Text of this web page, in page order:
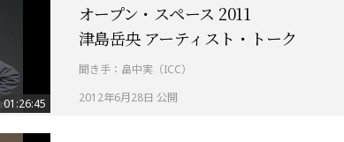
01:26:45
オープン・スペース 2011
津島岳央 アーティスト・トーク
聞き手：畠中実（ICC）
2012年6月28日 公開